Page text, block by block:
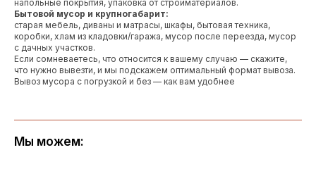
напольные покрытия, упаковка от стройматериалов.
Бытовой мусор и крупногабарит:
старая мебель, диваны и матрасы, шкафы, бытовая техника,
коробки, хлам из кладовки/гаража, мусор после переезда, мусор
с дачных участков.
Если сомневаетесь, что относится к вашему случаю — скажите,
что нужно вывезти, и мы подскажем оптимальный формат вывоза.
Вывоз мусора с погрузкой и без — как вам удобнее
Мы можем: